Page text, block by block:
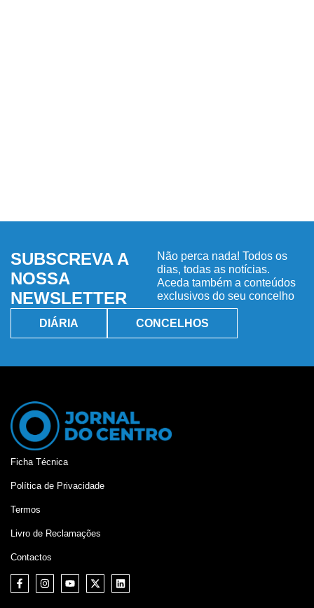
SUBSCREVA A
NOSSA
NEWSLETTER
Não perca nada! Todos os
dias, todas as notícias.
Aceda também a conteúdos
exclusivos do seu concelho
DIÁRIA CONCELHOS
Ficha Técnica
Política de Privacidade
Termos
Livro de Reclamações
Contactos